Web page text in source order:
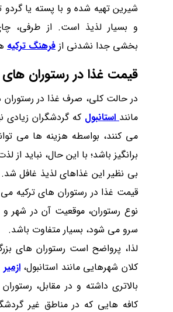
شیرین تهیه شده و با پسته یا
و بسیار لذیذ است. از طرفی،
بخشی جدا نشدنی از فرهنگ ترکیه
قیمت غذا در رستوران های
در حالت کلی، صرف غذا در
ماننداستانبول که گردشگران زیادی
می کنند، بواسطه هزینه ها می
برانگیز باشد؛ با این حال، نباید
بی نظیر این غذاهای لذیذ غافل
قیمت غذا در رستوران های ترکیه می
نوع رستوران، موقعیت آن در شهر
سرو می ‌شود، بسیار متفاوت باشد.
لذا، پرواضح است رستوران های
کلان شهرهایی مانند استانبول،ازمیر
بالاتری داشته و در مقابل،
کافه هایی که در مناطق غیر